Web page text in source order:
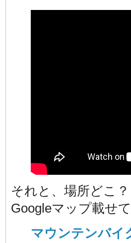
それと、場所どこ
Googleマップ載せ
マウンテンバイ